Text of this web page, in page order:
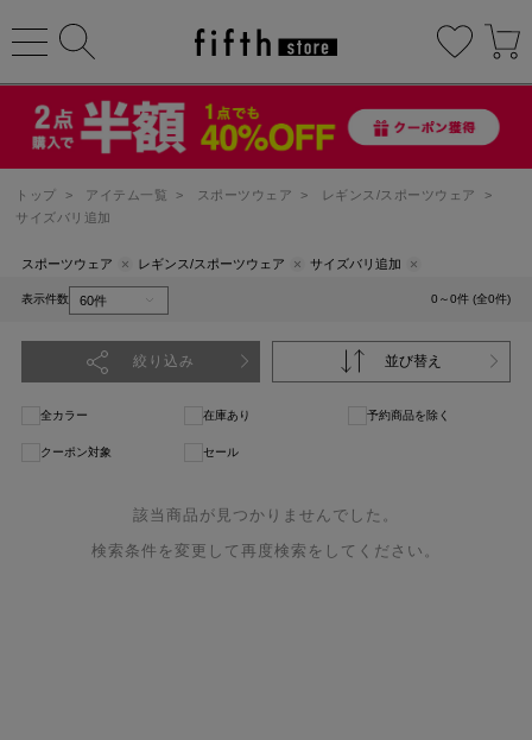
トップ > アイテム一覧 > スポーツウェア > レギンス/スポーツウェア
>
サイズバリ追加
スポーツウェア レギンス/スポーツウェア サイズバリ追加
表示件数 0～0件 (全0件)
絞り込み 並び替え
全カラー 在庫あり 予約商品を除く
クーポン対象 セール
該当商品が見つかりませんでした。
検索条件を変更して再度検索をしてください。